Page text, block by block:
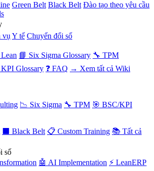
Green Belt Black Belt Đào tạo theo yêu cầu
vụ Y tế Chuyển đổi số
📘 Six Sigma Glossary 🔧 TPM
Glossary ❓ FAQ → Xem tất cả Wiki
📉 Six Sigma 🔧 TPM 🎯 BSC/KPI
⬛ Black Belt 📋 Custom Training 📚 Tất cả
số
🤖 AI Implementation ⚡ LeanERP